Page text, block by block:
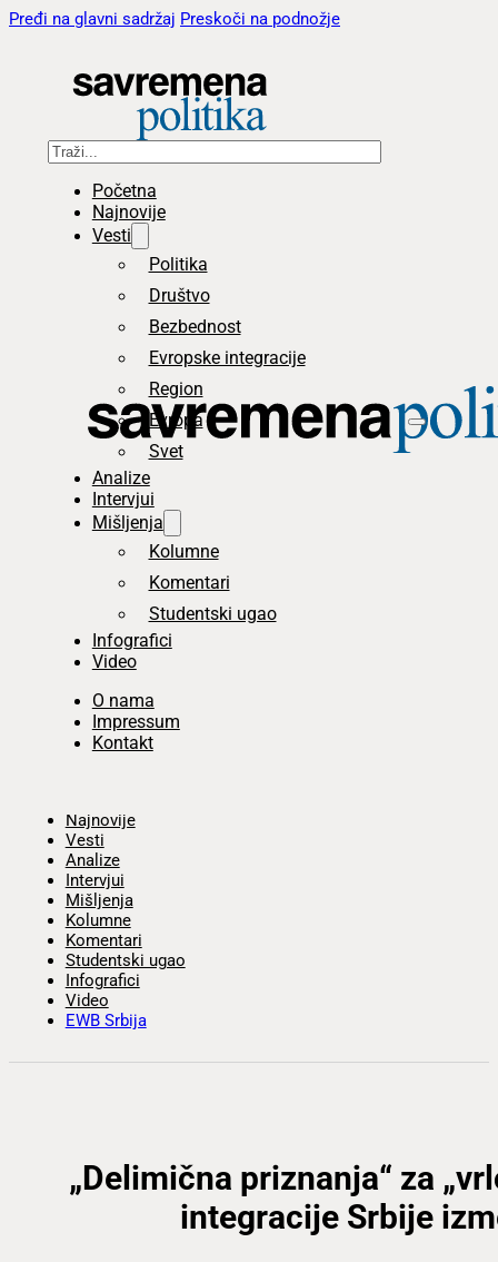
Pređi na glavni sadržaj Preskoči na podnožje
Pretraga
Početna
Najnovije
Vesti
Politika
Društvo
Bezbednost
Evropske integracije
Region
Evropa
Svet
Analize
Intervjui
Mišljenja
Kolumne
Komentari
Studentski ugao
Infografici
Video
O nama
Impressum
Kontakt
Najnovije
Vesti
Analize
Intervjui
Mišljenja
Kolumne
Komentari
Studentski ugao
Infografici
Video
EWB Srbija
„Delimična priznanja“ za
integracije Srbije